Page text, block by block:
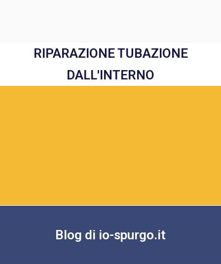
RIPARAZIONE TUBAZIONE
DALL'INTERNO
Blog di io-spurgo.it